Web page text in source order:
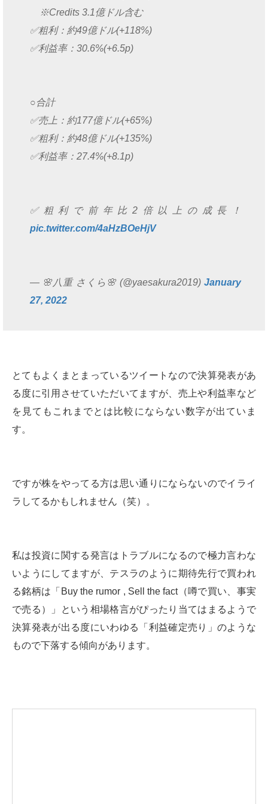
※Credits 3.1億ドル含む
✅粗利：約49億ドル(+118%)
✅利益率：30.6%(+6.5p)
○合計
✅売上：約177億ドル(+65%)
✅粗利：約48億ドル(+135%)
✅利益率：27.4%(+8.1p)
✅粗利で前年比2倍以上の成長！
pic.twitter.com/4aHzBOeHjV
— 🌸八重 さくら🌸 (@yaesakura2019) January
27, 2022
とてもよくまとまっているツイートなので決算発表があ
る度に引用させていただいてますが、売上や利益率など
を見てもこれまでとは比較にならない数字が出ていま
す。
ですが株をやってる方は思い通りにならないのでイライ
ラしてるかもしれません（笑）。
私は投資に関する発言はトラブルになるので極力言わな
いようにしてますが、テスラのように期待先行で買われ
る銘柄は「Buy the rumor , Sell the fact（噂で買い、事実
で売る）」という相場格言がぴったり当てはまるようで
決算発表が出る度にいわゆる「利益確定売り」のような
もので下落する傾向があります。